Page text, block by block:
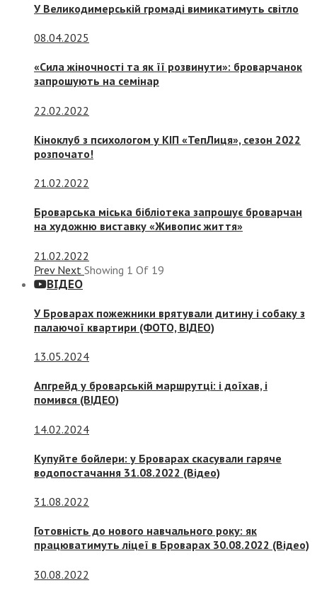
У Великодимерській громаді вимикатимуть світло
08.04.2025
«Сила жіночності та як її розвинути»: броварчанок
запрошують на семінар
22.02.2022
Кіноклуб з психологом у КІП «ТепЛиця», сезон 2022
розпочато!
21.02.2022
Броварська міська бібліотека запрошує броварчан
на художню виставку «Живопис життя»
21.02.2022
Prev Next Showing 1 Of 19
ВІДЕО
У Броварах пожежники врятували дитину і собаку з
палаючої квартири (ФОТО, ВІДЕО)
13.05.2024
Апгрейд у броварській маршрутці: і доїхав, і
помився (ВІДЕО)
14.02.2024
Купуйте бойлери: у Броварах скасували гаряче
водопостачання 31.08.2022 (Відео)
31.08.2022
Готовність до нового навчального року: як
працюватимуть ліцеї в Броварах 30.08.2022 (Відео)
30.08.2022